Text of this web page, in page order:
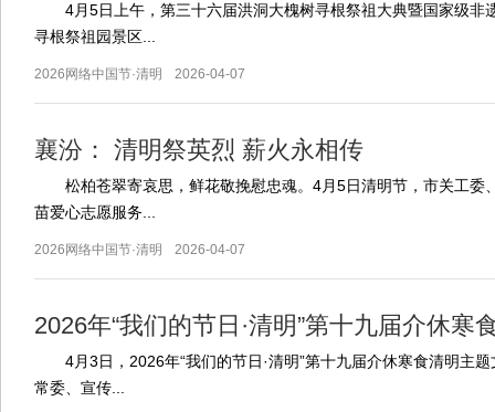
4月5日上午，第三十六届洪洞大槐树寻根祭祖大典暨国家级非
寻根祭祖园景区...
2026网络中国节·清明 2026-04-07
襄汾： 清明祭英烈 薪火永相传
松柏苍翠寄哀思，鲜花敬挽慰忠魂。4月5日清明节，市关工委
苗爱心志愿服务...
2026网络中国节·清明 2026-04-07
2026年“我们的节日·清明”第十九届介休寒
4月3日，2026年“我们的节日·清明”第十九届介休寒食清明主题
常委、宣传...